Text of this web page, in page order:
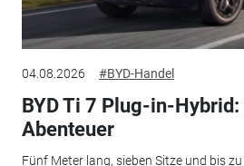
04.08.2026 #BYD-Handel
BYD Ti 7 Plug-in-
Abenteuer
Fünf Meter lang, sieben Sitze und bis